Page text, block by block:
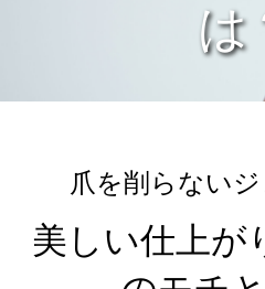
は
爪を削らないジ
美しい仕上が